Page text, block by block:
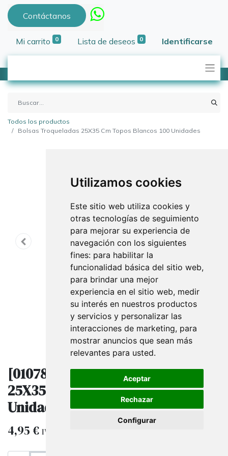
Utilizamos cookies
Este sitio web utiliza cookies y
otras tecnologías de seguimiento
para mejorar su experiencia de
navegación con los siguientes
fines: para habilitar la
funcionalidad básica del sitio web,
para brindar una mejor
experiencia en el sitio web, medir
su interés en nuestros productos
y servicios y personalizar las
interacciones de marketing, para
mostrar anuncios que sean más
relevantes para usted.
Aceptar
Rechazar
Configurar
Contáctanos
Mi carrito 0 Lista de deseos 0 Identificarse
Todos los productos
Bolsas Troqueladas 25X35 Cm Topos Blancos 100 Unidades
[010781] Bolsas Troqueladas
25X35 Cm Topos Blancos 100
Unidades
4,95€ IVA excluido